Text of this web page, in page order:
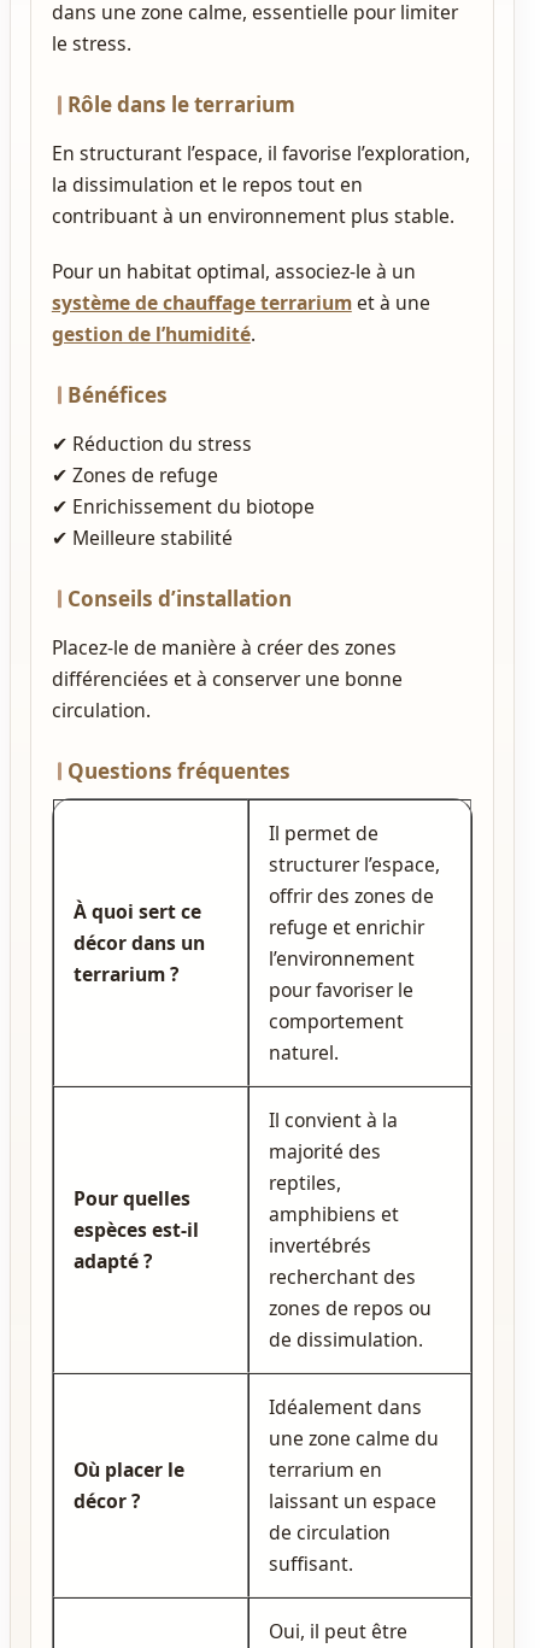
dans une zone calme, essentielle pour limiter
le stress.
Rôle dans le terrarium
En structurant l’espace, il favorise l’exploration,
la dissimulation et le repos tout en
contribuant à un environnement plus stable.
Pour un habitat optimal, associez‑le à un
système de chauffage terrariumet à une
gestion de l’humidité.
Bénéfices
✔ Réduction du stress
✔ Zones de refuge
✔ Enrichissement du biotope
✔ Meilleure stabilité
Conseils d’installation
Placez‑le de manière à créer des zones
différenciées et à conserver une bonne
circulation.
Questions fréquentes
À quoi sert ce
décor dans un
terrarium ?
Il permet de
structurer l’espace,
offrir des zones de
refuge et enrichir
l’environnement
pour favoriser le
comportement
naturel.
Pour quelles
espèces est‑il
adapté ?
Il convient à la
majorité des
reptiles,
amphibiens et
invertébrés
recherchant des
zones de repos ou
de dissimulation.
Où placer le
décor ?
Idéalement dans
une zone calme du
terrarium en
laissant un espace
de circulation
suffisant.
Oui, il peut être